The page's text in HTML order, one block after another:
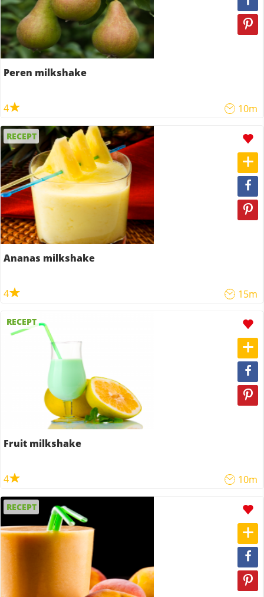
Peren milkshake
4 10m
RECEPT
Ananas milkshake
4 15m
RECEPT
Fruit milkshake
4 10m
RECEPT